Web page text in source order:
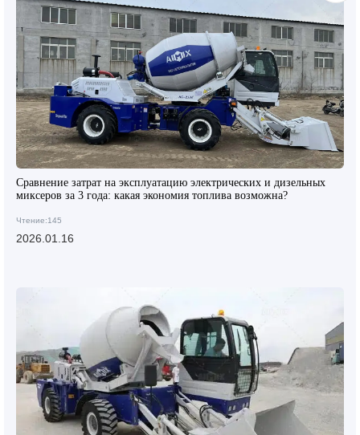
Сравнение затрат на эксплуатацию электрических и дизельных
миксеров за 3 года: какая экономия топлива возможна?
Чтение:145
2026.01.16